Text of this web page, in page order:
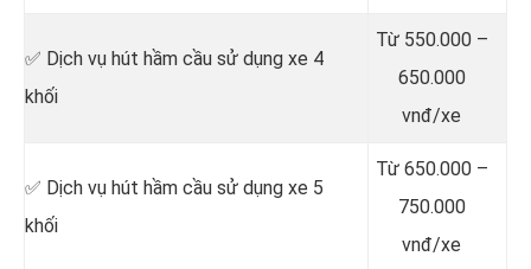
✅ Dịch vụ hút hầm cầu sử dụng xe 4
khối
Từ 550.000 –
650.000
vnđ/xe
✅ Dịch vụ hút hầm cầu sử dụng xe 5
khối
Từ 650.000 –
750.000
vnđ/xe